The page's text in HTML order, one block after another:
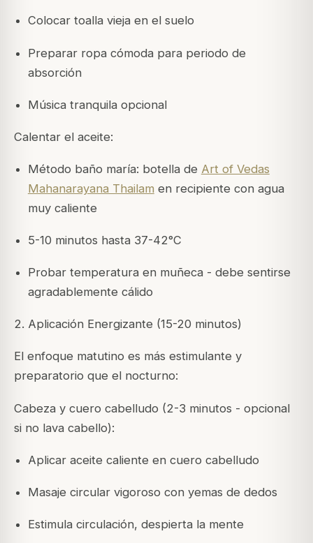
Colocar toalla vieja en el suelo
Preparar ropa cómoda para periodo de
absorción
Música tranquila opcional
Calentar el aceite:
Método baño maría: botella de Art of Vedas
Mahanarayana Thailam en recipiente con agua
muy caliente
5-10 minutos hasta 37-42°C
Probar temperatura en muñeca - debe sentirse
agradablemente cálido
2. Aplicación Energizante (15-20 minutos)
El enfoque matutino es más estimulante y
preparatorio que el nocturno:
Cabeza y cuero cabelludo (2-3 minutos - opcional
si no lava cabello):
Aplicar aceite caliente en cuero cabelludo
Masaje circular vigoroso con yemas de dedos
Estimula circulación, despierta la mente